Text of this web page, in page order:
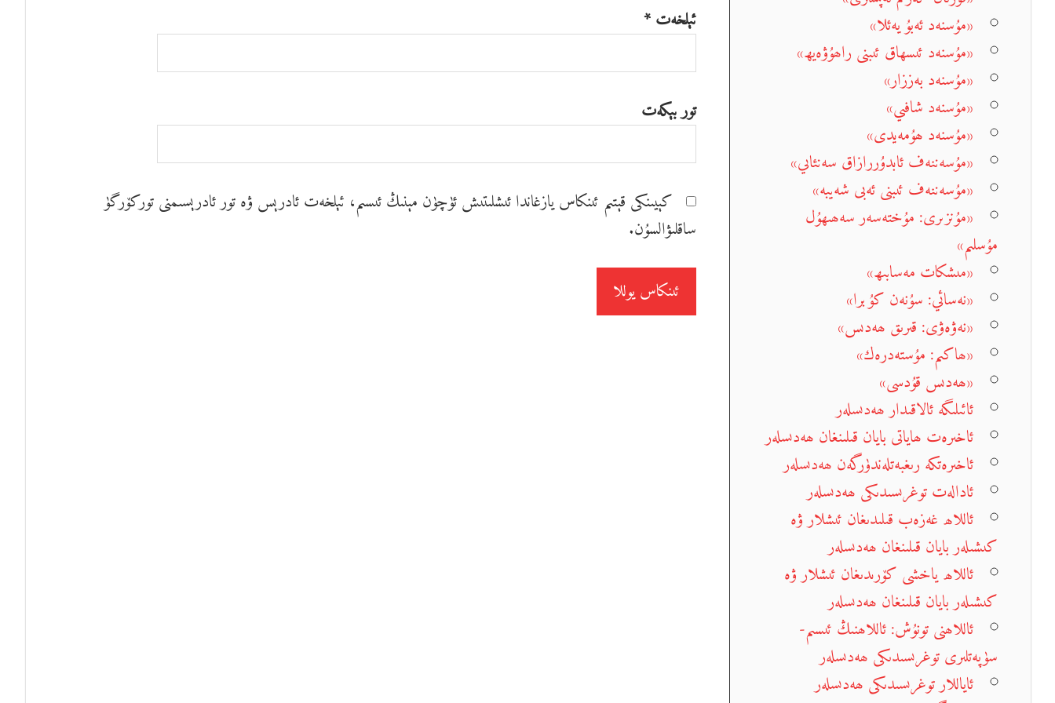
ئېلخەت*
تور بېكەت
كېيىنكى قېتىم ئىنكاس يازغاندا ئ‍ىشلىتىش ئۈچۈن مېنىڭ ئ‍ىسىم، ئېلخەت ئادرېس ۋە تور ئادرېسىمنى توركۆرگۈ
ساقلىۋالسۇن.
«مۇسنەد ئەبۇ يەئلا»
«مۇسنەد ئىسھاق ئىبنى راھۇۋەيھ»
«مۇسنەد بەززار»
«مۇسنەد شافىي»
«مۇسنەد ھۇمەيدى»
«مۇسەننەف ئابدۇررازاق سەنئاىي»
«مۇسەننەف ئىبنى ئەبى شەيبە»
«مۇنزىرى: مۇختەسەر سەھىھۇل
مۇسلىم»
«مىشكات مەسابىھ»
«نەسائي: سۇنەن كۇبرا»
«نەۋەۋى: قىرىق ھەدىس»
«ھاكىم: مۇستەدرەك»
«ھەدىس قۇدسى»
ئائىلىگە ئالاقىدار ھەدىسلەر
ئاخىرەت ھاياتى بايان قىلىنغان ھەدىسلەر
ئاخىرەتكە رىغبەتلەندۈرگەن ھەدىسلەر
ئادالەت توغرىسىدىكى ھەدىسلەر
ئاللاھ غەزەب قىلىدىغان ئىشلار ۋە
كىشىلەر بايان قىلىنغان ھەدىسلەر
ئاللاھ ياخشى كۆرىدىغان ئىشلار ۋە
كىشىلەر بايان قىلىنغان ھەدىسلەر
ئاللاھنى تونۇش: ئاللاھنىڭ ئىسىم-
سۈپەتلىرى توغرىسىدىكى ھەدىسلەر
ئاياللار توغرىسىدىكى ھەدىسلەر